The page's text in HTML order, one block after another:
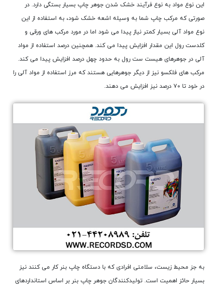
این نوع مواد به نوع فرآیند خشک شدن جوهر چاپ بسیار بستگی دارد. در
صورتی که مرکب چاپ شما به وسیله اشعه خشک شود، به استفاده از این
نوع مواد آلی بسیار کمتر نیاز پیدا می شود اما در مورد مرکب های ورقی و
کلدست رول این مقدار افزایش پیدا می کند. همچنین درصد استفاده از مواد
آلی در جوهرهای هیست ست رول به حدود چهل درصد افزایش پیدا می کند.
مرکب های فلکسو نیز از دیگر جوهرهایی هستند که مرز استفاده از مواد آلی را
در خود تا ۷۰ درصد نیز افزایش می دهند.
به جز محیط زیست، سلامتی افرادی که با دستگاه چاپ بنر کار می کنند نیز
بسیار حائز اهمیت است. تولیدکنندگان جوهر چاپ بنر بر اساس استانداردهای